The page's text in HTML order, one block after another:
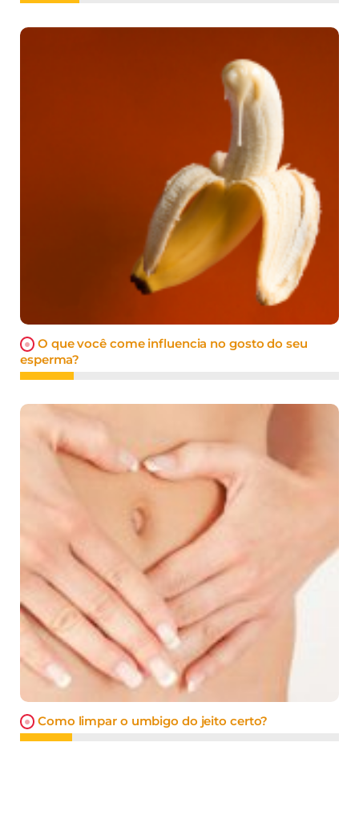
O que você come influencia no gosto do seu
esperma?
Como limpar o umbigo do jeito certo?